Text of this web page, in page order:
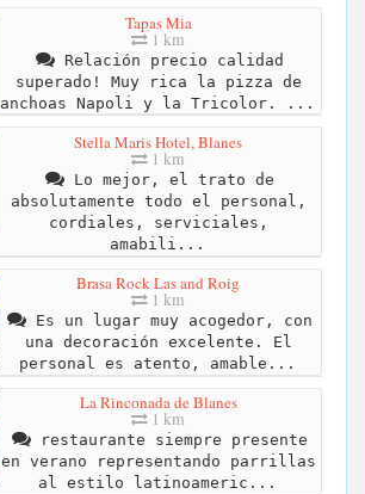
Tapas Mia
1 km
Relación precio calidad
superado! Muy rica la pizza de
anchoas Napoli y la Tricolor. ...
Stella Maris Hotel, Blanes
1 km
Lo mejor, el trato de
absolutamente todo el personal,
cordiales, serviciales,
amabili...
Brasa Rock Las and Roig
1 km
Es un lugar muy acogedor, con
una decoración excelente. El
personal es atento, amable...
La Rinconada de Blanes
1 km
restaurante siempre presente
en verano representando parrillas
al estilo latinoameric...